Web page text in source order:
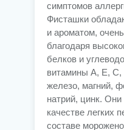
симптомов
Фисташки
и ароматом,
благодаря
белков и
витамины А, Е, С,
железо, магний,
натрий, цинк.
качестве легких
составе